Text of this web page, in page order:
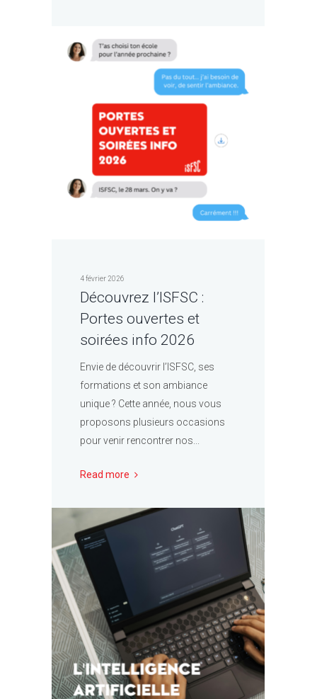
4 février 2026
Découvrez l’ISFSC :
Portes ouvertes et
soirées info 2026
Envie de découvrir l’ISFSC, ses
formations et son ambiance
unique ? Cette année, nous vous
proposons plusieurs occasions
pour venir rencontrer nos...
Read more